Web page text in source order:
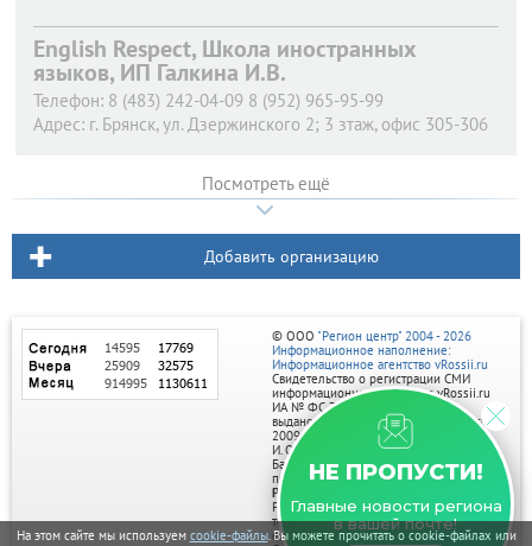
На этом сайте мы используем cookie-файлы. Вы можете прочитать о cookie-файлах или
English Respect, Школа иностранных
языков, ИП Галкина И.В.
Телефон: 8 (483) 242-04-09 8 (952) 965-95-99
Адрес: г. Брянск, ул. Дзержинского 2; 3 зтаж, офис 305-306
Посмотреть ещё
Добавить организацию
НЕ ПРОПУСТИ!
Главные новости региона
в вашей почте!
© ООО "Регион центр" 2004 - 2026
Информационное наполнение:
Информационное агентство vRossii.ru
Свидетельство о регистрации СМИ
информационного агентства vRossii.ru
ИА № ФС 77‑35502
выдано РОСКОМНАДЗОРом 04 марта
2009г.
И. О. Главного редактора Нарыков А. Н.
Баннеры на портале размещаются на
правах рекламы.
Реклама на портале:
Рекламное агентство "Умный маркетинг"
тел. 7-910-267-70-40,
email: umnyy.marketing@yandex.ru